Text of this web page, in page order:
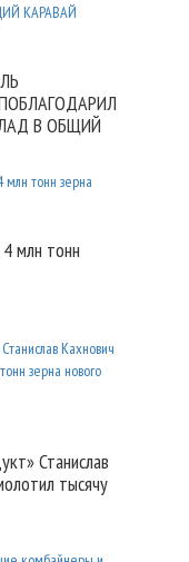
В ОБЩИЙ
млн тонн
Станислав
тысячу